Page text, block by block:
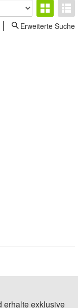
Erweiterte Suche
erhalte exklusive